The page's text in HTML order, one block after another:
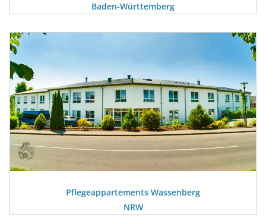
Baden-Württemberg
Pflegeappartements Wassenberg
NRW